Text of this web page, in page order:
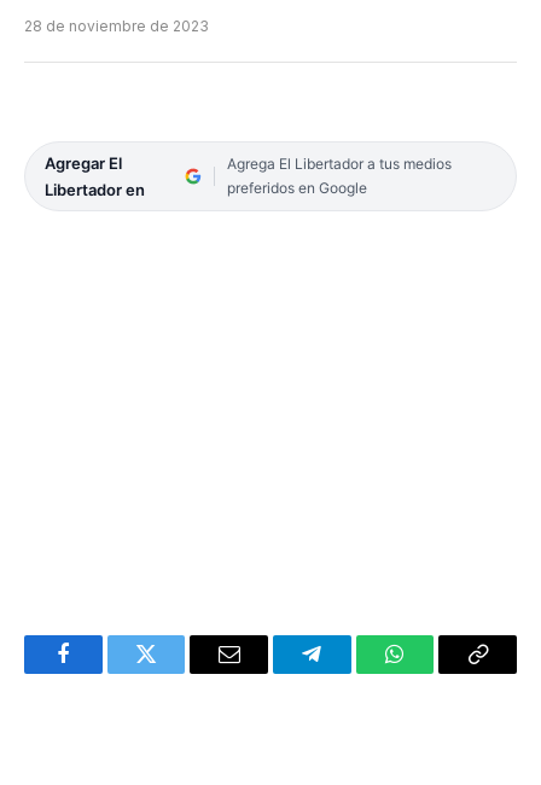
28 de noviembre de 2023
Agregar El
Libertador en
Agrega El Libertador a tus medios
preferidos en Google
FacebookTwitter Email TelegramWhatsAppCopy